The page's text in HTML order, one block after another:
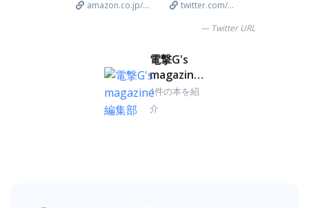
amazon.co.jp/...
twitter.com/...
Twitter URL
電撃G's
magazine
編集部
1件の本を紹
介